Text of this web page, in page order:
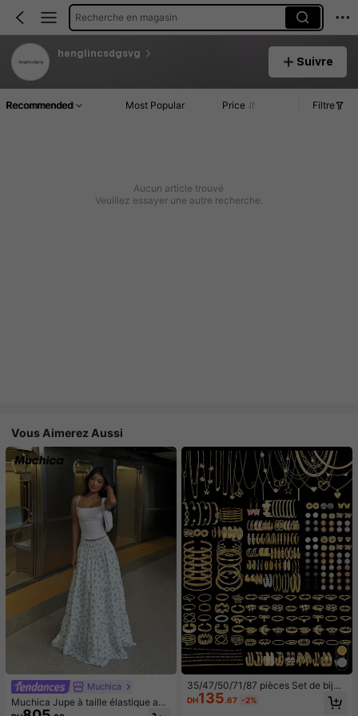
Recherche en magasin
henglincsdgsvg
Suivre
Recommended Most Popular Price Filtre
Aucun article trouvé
Veuillez essayer une autre recherche.
Vous Aimerez Aussi
Muchica
Muchica Jupe à taille élastique ave
c volants et imprimé floral, décontra
35/47/50/71/87 pièces Set de bijou
x style bohème, comprenant des bo
ucles d'oreilles, colliers, bagues, br
DH135.67 -2%